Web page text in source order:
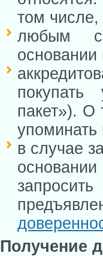
том
любым
основании
покупать
пакет»). О
упоминать
в случае
Получение